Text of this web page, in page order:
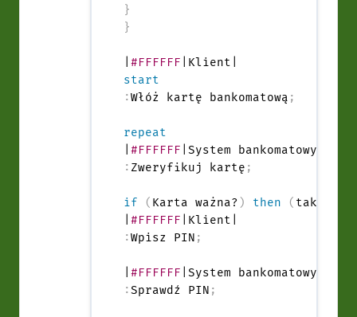
}
}
#FFFFFF
start
:Włóż kartę bankomatową ;
repeat
#FFFFFF
: Zweryfikuj kartę ;
if ( Karta ważna? ) then ( tak
#FFFFFF
:Wpisz PIN ;
#FFFFFF
:Sprawdź PIN ;